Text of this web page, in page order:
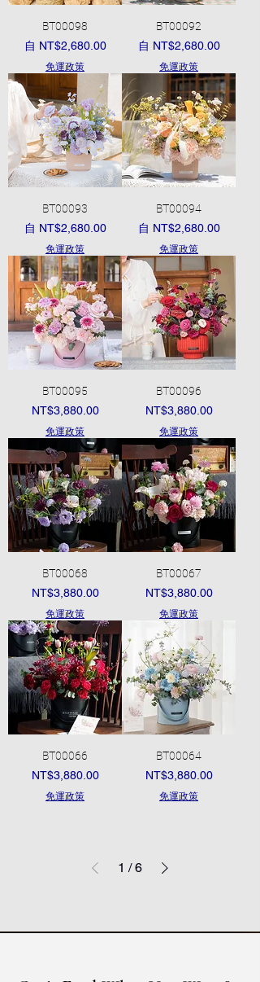
BT00098
自 NT$2,680.00
促銷價格
免運政策
BT00092
自 NT$2,680.00
促銷價格
免運政策
BT00093
自 NT$2,680.00
促銷價格
免運政策
BT00094
自 NT$2,680.00
促銷價格
免運政策
BT00095
價格
NT$3,880.00
免運政策
BT00096
價格
NT$3,880.00
免運政策
BT00068
價格
NT$3,880.00
免運政策
BT00067
價格
NT$3,880.00
免運政策
BT00066
價格
NT$3,880.00
免運政策
BT00064
價格
NT$3,880.00
免運政策
1 / 6